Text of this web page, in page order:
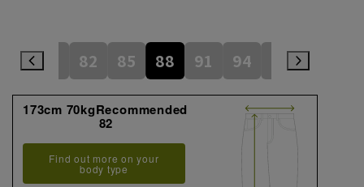
79 82 85 88 91 94 97
173cm 70kgRecommended
82
Find out more on your
body type